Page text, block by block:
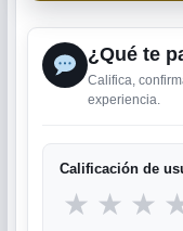
¿Qué te
Califica,
experiencia.
Calificación de
★ ★ ★